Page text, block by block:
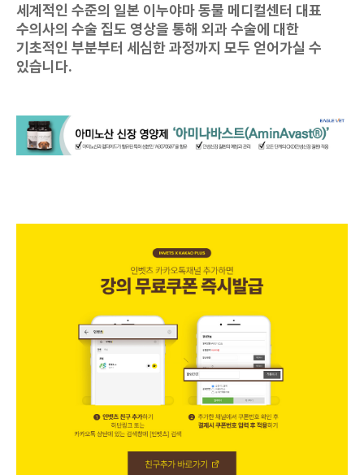
세계적인 수준의 일본 이누야마 동물 메디컬센터 대표
수의사의 수술 집도 영상을 통해 외과 수술에 대한
기초적인 부분부터 세심한 과정까지 모두 얻어가실 수
있습니다.